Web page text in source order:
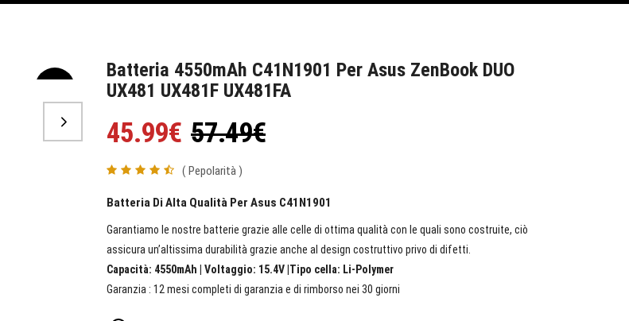
Batteria 4550mAh C41N1901 Per Asus ZenBook DUO
UX481 UX481F UX481FA
45.99€ 57.49€
( Pepolarità )
Batteria Di Alta Qualità Per Asus C41N1901
Garantiamo le nostre batterie grazie alle celle di ottima qualità con le quali sono costruite, ciò
assicura un’altissima durabilità grazie anche al design costruttivo privo di difetti.
Capacità: 4550mAh | Voltaggio: 15.4V |Tipo cella: Li-Polymer
Garanzia : 12 mesi completi di garanzia e di rimborso nei 30 giorni